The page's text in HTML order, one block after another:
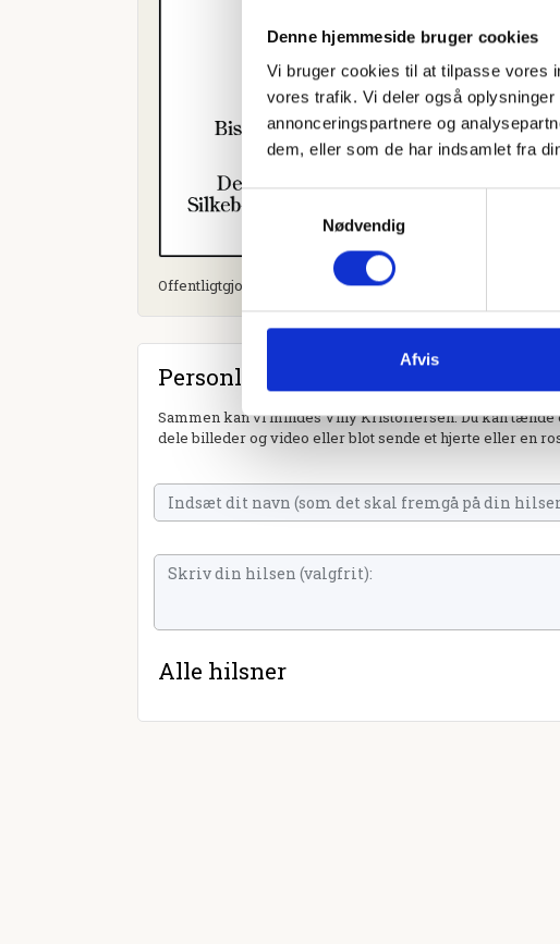
Denne hjemmeside bruger cookies
Vi bruger cookies til at tilpasse vores
vores trafik. Vi deler også
annonceringspartnere og
dem, eller som de har indsamlet fra
Nødvendig
Afvis
Offentligtgjort i Midtjyllands Avis d. 30. april 2024
Personlig hilsen
Sammen kan vi mindes Villy Kristoffersen. Du kan
dele billeder og video eller blot sende et hjerte eller en
Alle hilsner